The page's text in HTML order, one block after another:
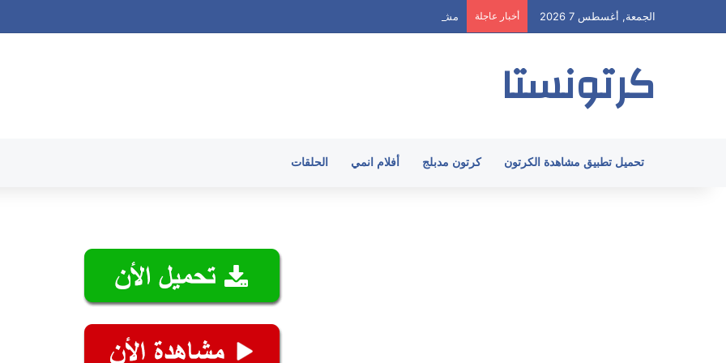
الجمعة, أغسطس 7 2026 أخبار عاجلة مشاهدة هيا ارنولد الحلقة 58 مدبلج HD جميع الحلقات
كرتونستا
تحميل تطبيق مشاهدة الكرتون كرتون مدبلج أفلام انمي الحلقات